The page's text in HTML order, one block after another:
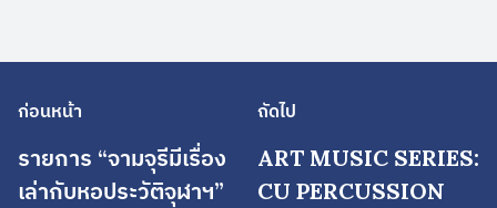
ก่อนหน้า
รายการ “จามจุรีมีเรื่อง
เล่ากับหอประวัติจุฬาฯ”
ถัดไป
ART MUSIC SERIES:
CU PERCUSSION